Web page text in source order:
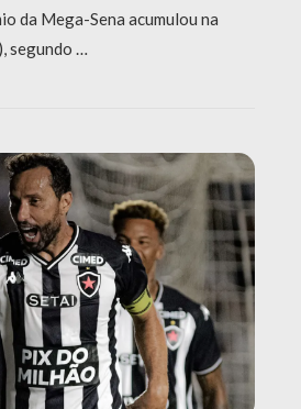
da Mega-Sena acumulou na
segundo …